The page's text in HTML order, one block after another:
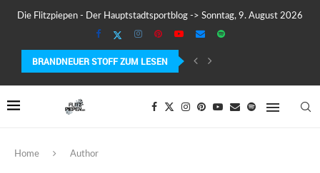
Die Flitzpiepen - Der Hauptstadtsportblog -> Sonntag, 9. August 2026
BRANDNEUER STOFF ZUM LESEN
MEIN ERSTER MARATHON: 42,195 KILOMETER PURE VERRÜCKTHEIT,
Home Author